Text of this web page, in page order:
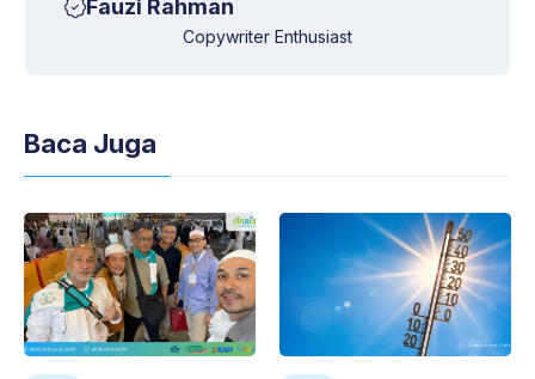
Fauzi Rahman
Copywriter Enthusiast
Baca Juga